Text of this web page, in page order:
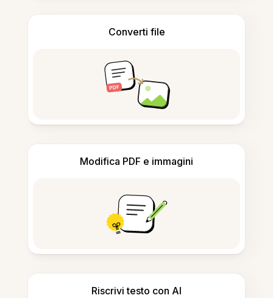
Converti file
Modifica PDF e immagini
Riscrivi testo con AI